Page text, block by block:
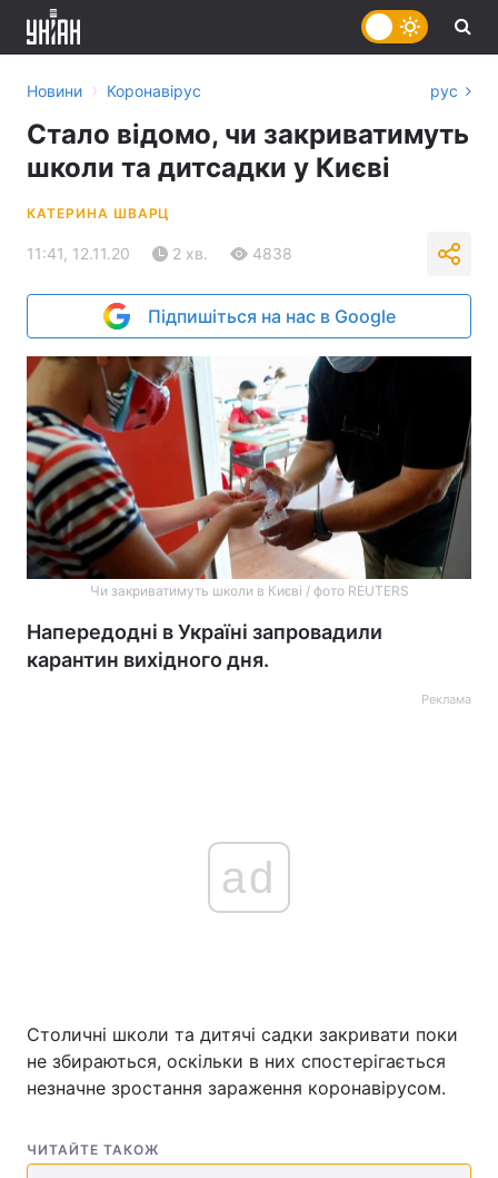
Головна Війна
Україна
Новини › Коронавірус рус
Стало відомо, чи закриватимуть
школи та дитсадки у Києві
КАТЕРИНА ШВАРЦ
11:41, 12.11.20 2 хв. 4838
Підпишіться на нас в Google
Чи закриватимуть школи в Києві / фото REUTERS
Напередодні в Україні запровадили
карантин вихідного дня.
Реклама
ad
Столичні школи та дитячі садки закривати поки
не збираються, оскільки в них спостерігається
незначне зростання зараження коронавірусом.
ЧИТАЙТЕ ТАКОЖ